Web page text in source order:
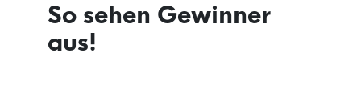
So sehen Gewinner
aus!